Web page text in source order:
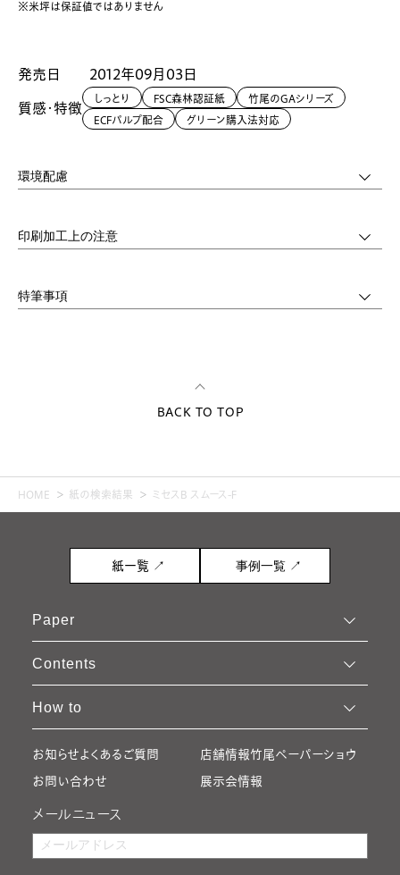
※米坪は保証値ではありません
発売日 2012年09月03日
質感・特徴
しっとり FSC森林認証紙
竹尾のGAシリーズ
ECFパルプ配合
グリーン購入法対応
環境配慮
印刷加工上の注意
特筆事項
BACK TO TOP
HOME 紙の検索結果 ミセスB スムース-Ｆ
紙一覧 ↗ 事例一覧 ↗
Paper
Contents
How to
お知らせよくあるご質問
お問い合わせ
店舗情報竹尾ペーパーショウ
展示会情報
メールニュース